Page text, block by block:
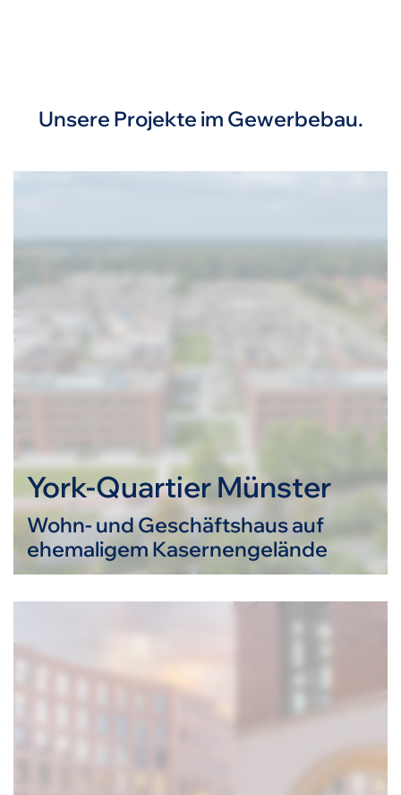
Unsere Projekte im Gewerbebau.
York-Quartier Münster
Wohn- und Geschäftshaus auf
ehemaligem Kasernengelände